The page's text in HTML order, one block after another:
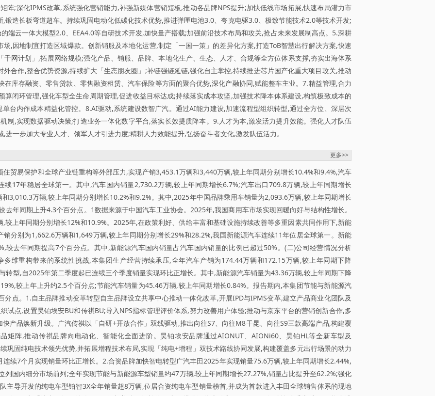
阵;深化IPMS改革,系统强化营销能力,补强新媒体营销短板,推动各品牌NPS提升;加快低线市场拓展,快速布局潜力市
锻造长板弯道超车。持续巩固电动化低碳化技术优势,推进弹匣电池3.0、夸克电驱3.0、极致节能技术2.0等技术开发;
端云一体大模型2.0、EEA4.0等自研技术开发,加快量产搭载;加强前沿技术布局和攻关,抢占未来发展制高点。5.深耕
,因地制宜打造区域爆款。创新销服及本地化运营,制定「一国一策」的差异化方案,打造ToB智慧出行解决方案,快速
千网计划」,拓展网络规模;强化产品、销服、品牌、本地化生产、生态、人才、合规等全方位体系支撑,夯实出海体系
合作,整合优势资源,持续扩大「生态朋友圈」;补链强链延链,强化自主掌控,持续推进芯片国产化重大项目攻关,推动
库存融资、零售贷款、零售融资租赁、汽车保险等方面的聚合优势,深化产融协同,赋能整车主业。7.精益管理,合力
算闭环管理,强化车型全生命周期管理,促进收益目标达成;持续落实成本攻坚,加强技术降本体系建设,构筑极致成本的
台内作成本精益化管控。8.AI驱动,系统建设数智广汽。通过AI能力建设,加速流程型组织转型,通过全方位、深层次
制,实现数据驱动决策;打造业务一体化数字平台,落实长效提质降本。9.人才为本,激发活力提升效能。强化人才队伍
一步加大专业人才、领军人才引进力度;精耕人力效能提升,弘扬奋斗者文化,激发队伍活力。
更多>>
贸易保护和全球产业链重构等外部压力,实现产销3,453.1万辆和3,440万辆,较上年同期分别增长10.4%和9.4%,汽车
17年稳居全球第一。其中,汽车国内销量2,730.2万辆,较上年同期增长6.7%;汽车出口709.8万辆,较上年同期增长
3,010.3万辆,较上年同期分别增长10.2%和9.2%。其中,2025年中国品牌乘用车销量为2,093.6万辆,较上年同期增长
年同期上升4.3个百分点。1数据来源于中国汽车工业协会。2025年,我国商用车市场实现回暖向好与结构性增长。
较上年同期分别增长12%和10.9%。2025年,在政策利好、供给丰富和基础设施持续改善等多重因素共同作用下,新能
分别为1,662.6万辆和1,649万辆,较上年同期分别增长29%和28.2%,我国新能源汽车连续11年位居全球第一。新能
较去年同期提高7个百分点。其中,新能源汽车国内销量占汽车国内销量的比例已超过50%。(二)公司经营情况分析
维重构带来的系统性挑战,本集团生产经营持续承压,全年汽车产销为174.44万辆和172.15万辆,较上年同期下降
转型,自2025年第二季度起已连续三个季度销量实现环比正增长。其中,新能源汽车销量为43.36万辆,较上年同期下降
较上年上升约2.5个百分点;节能汽车销量为45.46万辆,较上年同期增长0.84%。报告期内,本集团节能与新能源汽
点。1.自主品牌推动变革转型自主品牌设立共享中心推动一体化改革,开展IPD与IPMS变革,建立产品商业化团队及
试点,设置昊铂埃安BU和传祺BU;导入NPS指标管理评价体系,努力改善用户体验;推动与京东平台的营销创新合作,多
产品焕新升级。广汽传祺以「自研+开放合作」双线驱动,推出向往S7、向往M8干昆、向往S9三款高端产品,构建覆
矩阵,推动传祺品牌向电动化、智能化全面进阶。昊铂埃安品牌通过AIONUT、AIONi60、昊铂HL等全新车型及
固纯电技术领先优势,并拓展增程技术布局,实现「纯电+增程」双技术路线协同发展,构建覆盖多元出行场景的动力
续7个月实现销量环比正增长。2.合资品牌加快智电转型广汽丰田2025年实现销量75.6万辆,较上年同期增长2.44%,
列国内细分市场前列;全年实现节能与新能源车型销量约47万辆,较上年同期增长27.27%,销量占比提升至62.2%;强化
主导开发的纯电车型铂智3X全年销量超8万辆,位居合资纯电车型销量榜首,并成为首款进入丰田全球销售体系的现地